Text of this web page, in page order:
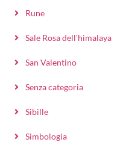
Rune
Sale Rosa dell'himalaya
San Valentino
Senza categoria
Sibille
Simbologia